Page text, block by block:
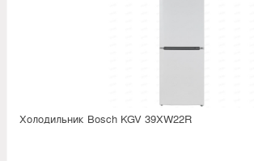
Холодильник Bosсh KGV 39XW22R